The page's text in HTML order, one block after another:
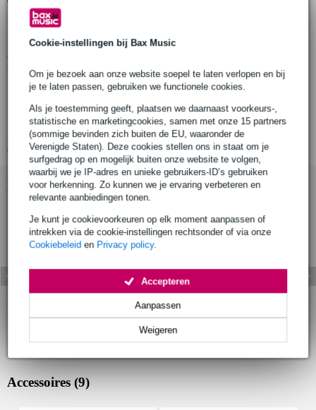
Cookie-instellingen bij Bax Music
Om je bezoek aan onze website soepel te laten verlopen en bij
je te laten passen, gebruiken we functionele cookies.
Als je toestemming geeft, plaatsen we daarnaast voorkeurs-,
statistische en marketingcookies, samen met onze 15 partners
(sommige bevinden zich buiten de EU, waaronder de
Verenigde Staten). Deze cookies stellen ons in staat om je
surfgedrag op en mogelijk buiten onze website te volgen,
waarbij we je IP-adres en unieke gebruikers-ID’s gebruiken
voor herkenning. Zo kunnen we je ervaring verbeteren en
relevante aanbiedingen tonen.
Je kunt je cookievoorkeuren op elk moment aanpassen of
intrekken via de cookie-instellingen rechtsonder of via onze
Cookiebeleid en Privacy policy.
Weigeren
Aanpassen
Accepteren
voordelen
€ 12,25 eenmalig
Productinformatie
Aantal stuks: 1
Producten inbegrepen: 1 x Doughty G1110 G-klem
Materiaal: Mild staal
Bekijk alle productspecificaties
Bekijk ook eens (3)
Accessoires (9)